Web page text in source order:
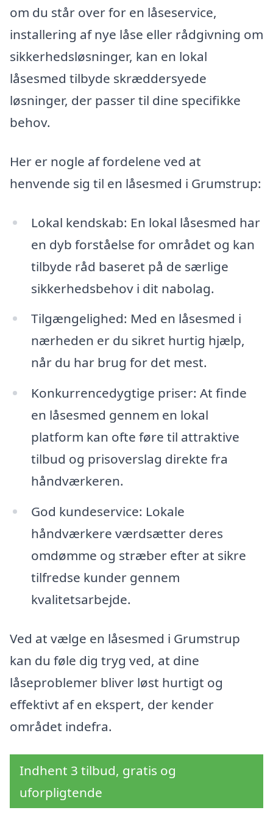
om du står over for en låseservice,
installering af nye låse eller rådgivning om
sikkerhedsløsninger, kan en lokal
låsesmed tilbyde skræddersyede
løsninger, der passer til dine specifikke
behov.
Her er nogle af fordelene ved at
henvende sig til en låsesmed i Grumstrup:
Lokal kendskab: En lokal låsesmed har
en dyb forståelse for området og kan
tilbyde råd baseret på de særlige
sikkerhedsbehov i dit nabolag.
Tilgængelighed: Med en låsesmed i
nærheden er du sikret hurtig hjælp,
når du har brug for det mest.
Konkurrencedygtige priser: At finde
en låsesmed gennem en lokal
platform kan ofte føre til attraktive
tilbud og prisoverslag direkte fra
håndværkeren.
God kundeservice: Lokale
håndværkere værdsætter deres
omdømme og stræber efter at sikre
tilfredse kunder gennem
kvalitetsarbejde.
Ved at vælge en låsesmed i Grumstrup
kan du føle dig tryg ved, at dine
låseproblemer bliver løst hurtigt og
effektivt af en ekspert, der kender
området indefra.
Indhent 3 tilbud, gratis og
uforpligtende